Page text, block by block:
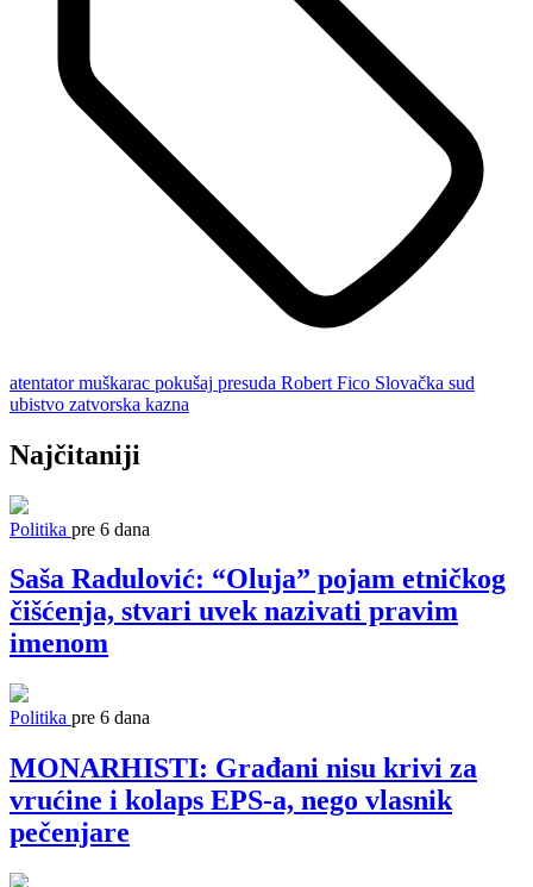
atentator muškarac pokušaj presuda Robert Fico Slovačka sud
ubistvo zatvorska kazna
Najčitaniji
Politika pre 6 dana
Saša Radulović: “Oluja” pojam etničkog
čišćenja, stvari uvek nazivati pravim
imenom
Politika pre 6 dana
MONARHISTI: Građani nisu krivi za
vrućine i kolaps EPS-a, nego vlasnik
pečenjare